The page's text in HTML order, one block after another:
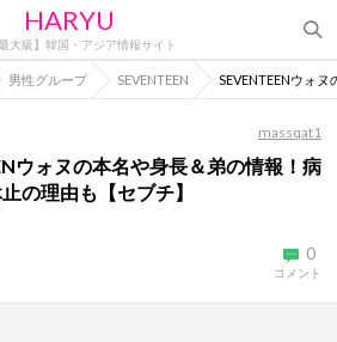
HARYU
最大級】韓国・アジア情報サイト
男性グループ SEVENTEEN SEVENTEENウォ
massqat1
ウォヌの本名や身長＆弟の情報！病
の理由も【セブチ】
0
コメント